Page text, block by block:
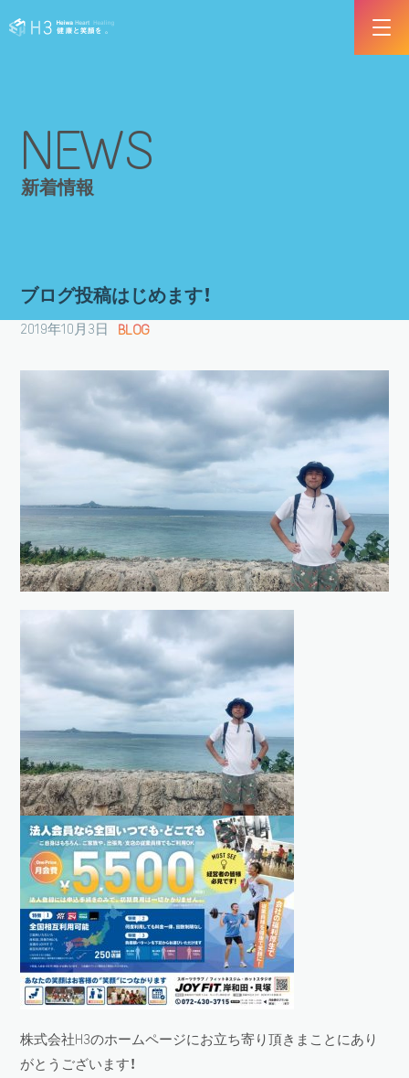
NEWS
新着情報
ブログ投稿はじめます！
2019年10月3日 BLOG
株式会社H3のホームページにお立ち寄り頂きまことにあり
がとうございます！